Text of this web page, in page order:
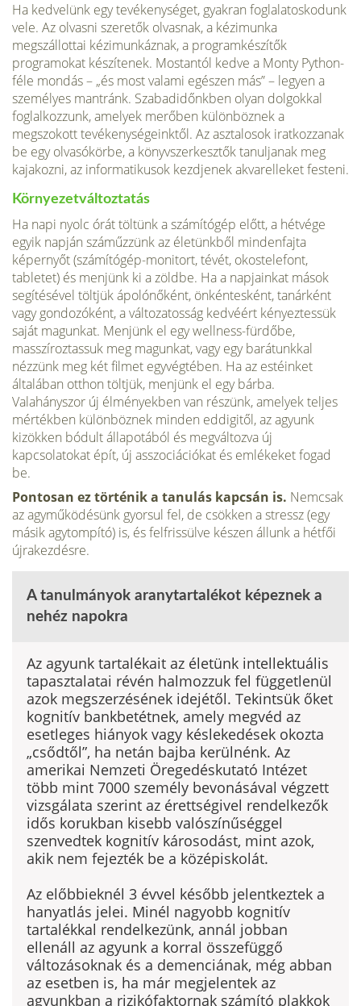
Ha kedvelünk egy tevékenységet, gyakran foglalatoskodunk
vele. Az olvasni szeretők olvasnak, a kézimunka
megszállottai kézimunkáznak, a programkészítők
programokat készítenek. Mostantól kedve a Monty Python-
féle mondás – „és most valami egészen más” – legyen a
személyes mantránk. Szabadidőnkben olyan dolgokkal
foglalkozzunk, amelyek merőben különböznek a
megszokott tevékenységeinktől. Az asztalosok iratkozzanak
be egy olvasókörbe, a könyvszerkesztők tanuljanak meg
kajakozni, az informatikusok kezdjenek akvarelleket festeni.
Környezetváltoztatás
Ha napi nyolc órát töltünk a számítógép előtt, a hétvége
egyik napján száműzzünk az életünkből mindenfajta
képernyőt (számítógép-monitort, tévét, okostelefont,
tabletet) és menjünk ki a zöldbe. Ha a napjainkat mások
segítésével töltjük ápolónőként, önkéntesként, tanárként
vagy gondozóként, a változatosság kedvéért kényeztessük
saját magunkat. Menjünk el egy wellness-fürdőbe,
masszíroztassuk meg magunkat, vagy egy barátunkkal
nézzünk meg két filmet egyvégtében. Ha az estéinket
általában otthon töltjük, menjünk el egy bárba.
Valahányszor új élményekben van részünk, amelyek teljes
mértékben különböznek minden eddigitől, az agyunk
kizökken bódult állapotából és megváltozva új
kapcsolatokat épít, új asszociációkat és emlékeket fogad
be.
Pontosan ez történik a tanulás kapcsán is. Nemcsak
az agyműködésünk gyorsul fel, de csökken a stressz (egy
másik agytompító) is, és felfrissülve készen állunk a hétfői
újrakezdésre.
A tanulmányok aranytartalékot képeznek a
nehéz napokra
Az agyunk tartalékait az életünk intellektuális
tapasztalatai révén halmozzuk fel függetlenül
azok megszerzésének idejétől. Tekintsük őket
kognitív bankbetétnek, amely megvéd az
esetleges hiányok vagy késlekedések okozta
„csődtől”, ha netán bajba kerülnénk. Az
amerikai Nemzeti Öregedéskutató Intézet
több mint 7000 személy bevonásával végzett
vizsgálata szerint az érettségivel rendelkezők
idős korukban kisebb valószínűséggel
szenvedtek kognitív károsodást, mint azok,
akik nem fejezték be a középiskolát.
Az előbbieknél 3 évvel később jelentkeztek a
hanyatlás jelei. Minél nagyobb kognitív
tartalékkal rendelkezünk, annál jobban
ellenáll az agyunk a korral összefüggő
változásoknak és a demenciának, még abban
az esetben is, ha már megjelentek az
agyunkban a rizikófaktornak számító plakkok